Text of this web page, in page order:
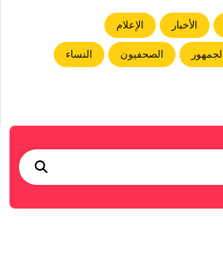
الأخبار الإعلام
الجمهور الصحفيون النساء